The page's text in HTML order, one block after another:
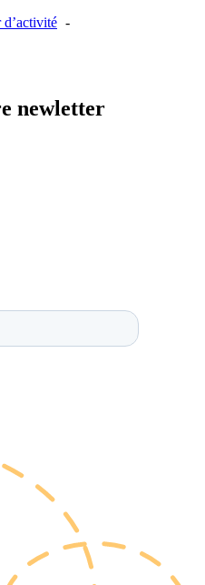
d’activité
newletter